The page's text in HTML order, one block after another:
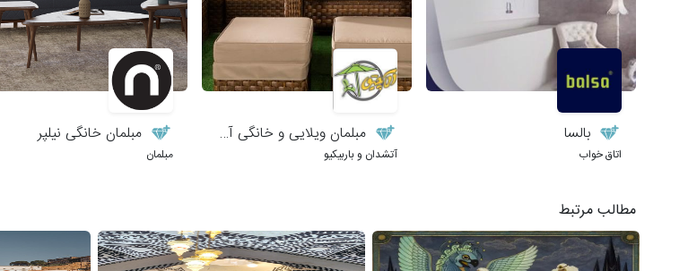
بالسا
اتاق خواب
مبلمان ویلایی و خانگی آلاچیق
آتشدان و باربیکیو
مبلمان خانگی نیلپر
مبلمان
مطالب مرتبط